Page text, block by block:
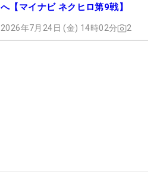
へ【マイナビ ネクヒロ第9戦】
2026年7月24日 (金) 14時02分 2